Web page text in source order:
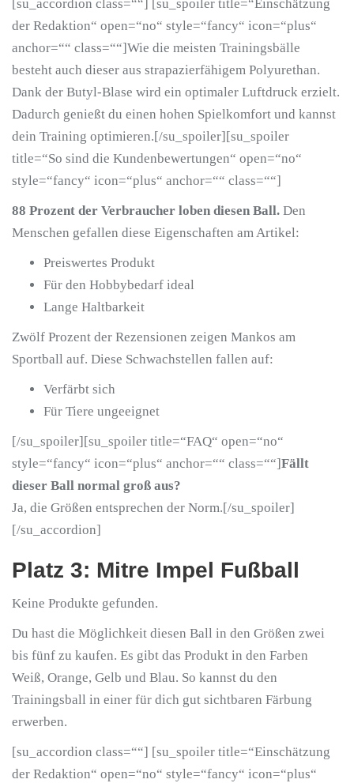
[su_accordion class=““] [su_spoiler title=“Einschätzung
der Redaktion“ open=“no“ style=“fancy“ icon=“plus“
anchor=““ class=““]Wie die meisten Trainingsbälle
besteht auch dieser aus strapazierfähigem Polyurethan.
Dank der Butyl-Blase wird ein optimaler Luftdruck erzielt.
Dadurch genießt du einen hohen Spielkomfort und kannst
dein Training optimieren.[/su_spoiler][su_spoiler
title=“So sind die Kundenbewertungen“ open=“no“
style=“fancy“ icon=“plus“ anchor=““ class=““]
88 Prozent der Verbraucher loben diesen Ball. Den
Menschen gefallen diese Eigenschaften am Artikel:
Preiswertes Produkt
Für den Hobbybedarf ideal
Lange Haltbarkeit
Zwölf Prozent der Rezensionen zeigen Mankos am
Sportball auf. Diese Schwachstellen fallen auf:
Verfärbt sich
Für Tiere ungeeignet
[/su_spoiler][su_spoiler title=“FAQ“ open=“no“
style=“fancy“ icon=“plus“ anchor=““ class=““]Fällt
dieser Ball normal groß aus?
Ja, die Größen entsprechen der Norm.[/su_spoiler]
[/su_accordion]
Platz 3: Mitre Impel Fußball
Keine Produkte gefunden.
Du hast die Möglichkeit diesen Ball in den Größen zwei
bis fünf zu kaufen. Es gibt das Produkt in den Farben
Weiß, Orange, Gelb und Blau. So kannst du den
Trainingsball in einer für dich gut sichtbaren Färbung
erwerben.
[su_accordion class=““] [su_spoiler title=“Einschätzung
der Redaktion“ open=“no“ style=“fancy“ icon=“plus“